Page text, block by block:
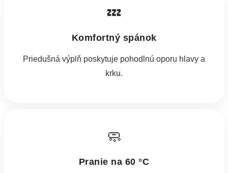
💤
Komfortný spánok
Priedušná výplň poskytuje pohodlnú oporu hlavy a
krku.
🧼
Pranie na 60 °C